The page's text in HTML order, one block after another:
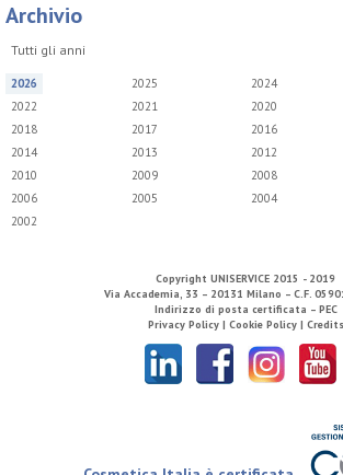
Archivio
Tutti gli anni
2026 2025 2024
2022
2021 2020
2018
2017 2016
2014
2013 2012
2010
2009 2008
2006
2005 2004
2002
Copyright UNISERVICE 2015 - 2019
Via Accademia, 33 – 20131 Milano – C.F.
Indirizzo di posta certificata – PEC
Privacy Policy | Cookie Policy | Credits